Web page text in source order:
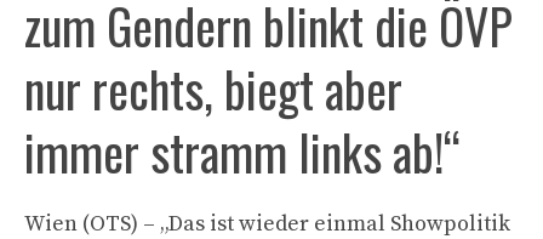
zum Gendern blinkt die ÖVP
nur rechts, biegt aber
immer stramm links ab!“
Wien (OTS) – „Das ist wieder einmal Showpolitik